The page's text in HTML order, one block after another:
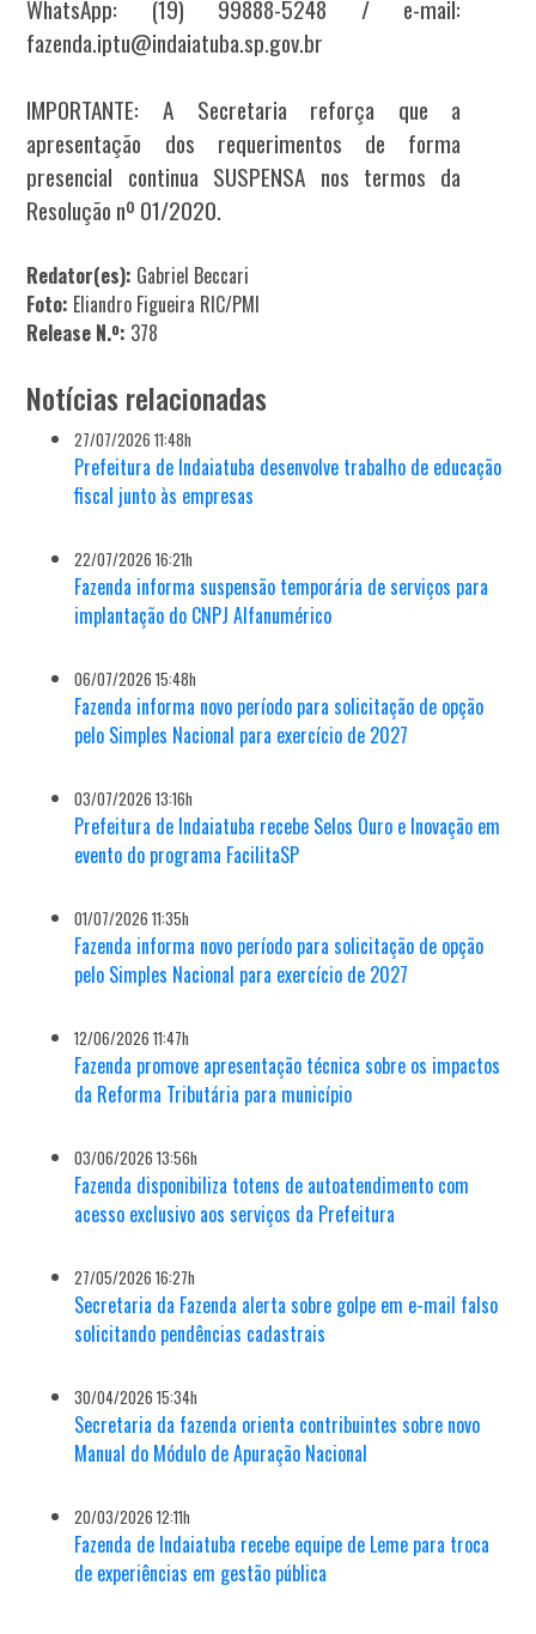
WhatsApp: (19) 99888-5248 / e-mail:
fazenda.iptu@indaiatuba.sp.gov.br
IMPORTANTE: A Secretaria reforça que a
apresentação dos requerimentos de forma
presencial continua SUSPENSA nos termos da
Resolução nº 01/2020.
Redator(es): Gabriel Beccari
Foto: Eliandro Figueira RIC/PMI
Release N.º: 378
Notícias relacionadas
27/07/2026 11:48h
Prefeitura de Indaiatuba desenvolve trabalho de educação
fiscal junto às empresas
22/07/2026 16:21h
Fazenda informa suspensão temporária de serviços para
implantação do CNPJ Alfanumérico
06/07/2026 15:48h
Fazenda informa novo período para solicitação de opção
pelo Simples Nacional para exercício de 2027
03/07/2026 13:16h
Prefeitura de Indaiatuba recebe Selos Ouro e Inovação em
evento do programa FacilitaSP
01/07/2026 11:35h
Fazenda informa novo período para solicitação de opção
pelo Simples Nacional para exercício de 2027
12/06/2026 11:47h
Fazenda promove apresentação técnica sobre os impactos
da Reforma Tributária para município
03/06/2026 13:56h
Fazenda disponibiliza totens de autoatendimento com
acesso exclusivo aos serviços da Prefeitura
27/05/2026 16:27h
Secretaria da Fazenda alerta sobre golpe em e-mail falso
solicitando pendências cadastrais
30/04/2026 15:34h
Secretaria da fazenda orienta contribuintes sobre novo
Manual do Módulo de Apuração Nacional
20/03/2026 12:11h
Fazenda de Indaiatuba recebe equipe de Leme para troca
de experiências em gestão pública